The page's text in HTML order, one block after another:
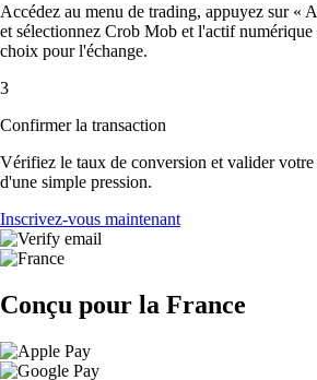
Accédez au menu de trading, appuyez sur «
et sélectionnez Crob Mob et l'actif
choix pour l'échange.
3
Confirmer la transaction
Vérifiez le taux de conversion et valider
d'une simple pression.
Inscrivez-vous maintenant
Conçu pour la France